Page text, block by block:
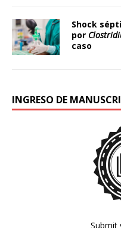
Shock
por
caso
INGRESO DE
Submit